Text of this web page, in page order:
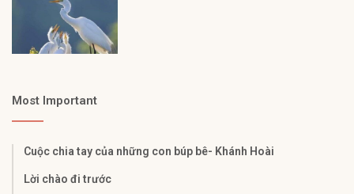
Most Important
Cuộc chia tay của những con búp bê- Khánh Hoài
Lời chào đi trước